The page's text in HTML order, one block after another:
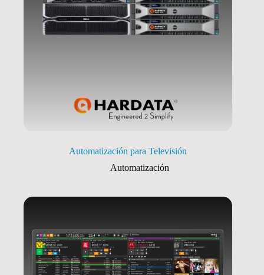
Automatización para Televisión
Automatización